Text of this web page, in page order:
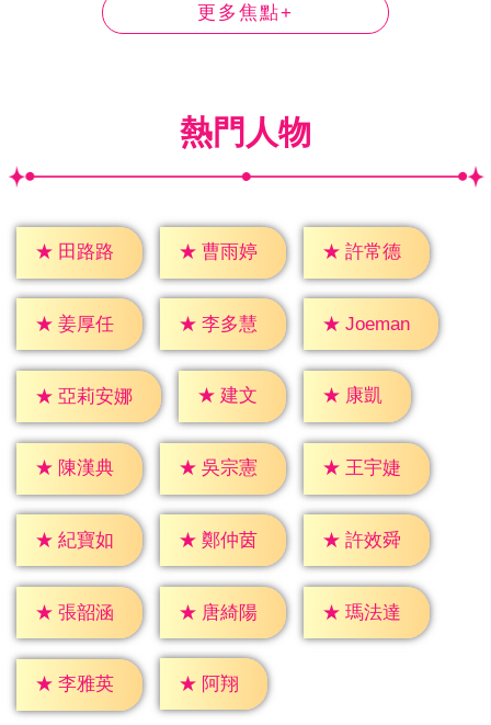
更多焦點+
熱門人物
★ 田路路 ★ 曹雨婷 ★ 許常德
★ 姜厚任 ★ 李多慧 ★ Joeman
★ 亞莉安娜 ★ 建文 ★ 康凱
★ 陳漢典 ★ 吳宗憲 ★ 王宇婕
★ 紀寶如 ★ 鄭仲茵 ★ 許效舜
★ 張韶涵 ★ 唐綺陽 ★ 瑪法達
★ 李雅英 ★ 阿翔